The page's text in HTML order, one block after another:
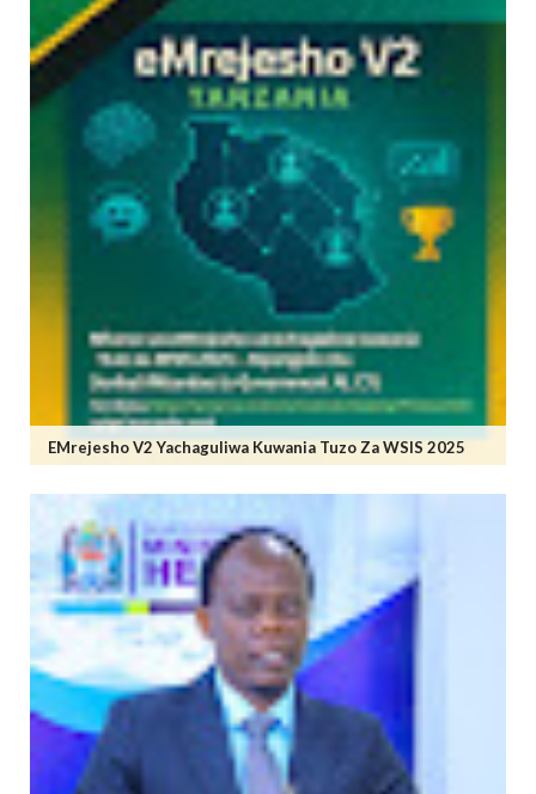
EMrejesho V2 Yachaguliwa Kuwania Tuzo Za WSIS 2025